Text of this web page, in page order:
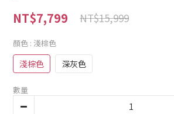
NT$7,799 NT$15,999
顏色 : 淺棕色
淺棕色 深灰色
數量